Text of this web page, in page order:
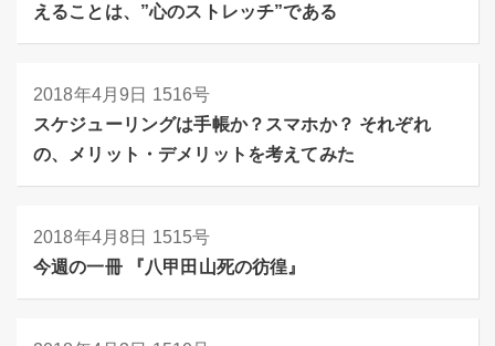
えることは、”心のストレッチ”である
2018年4月9日 1516号
スケジューリングは手帳か？スマホか？ それぞれ
の、メリット・デメリットを考えてみた
2018年4月8日 1515号
今週の一冊 『八甲田山死の彷徨』